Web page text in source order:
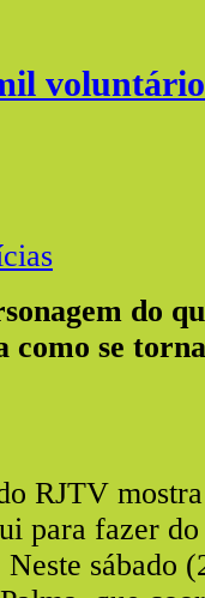
do
como se
RJTV
para fazer
sábado